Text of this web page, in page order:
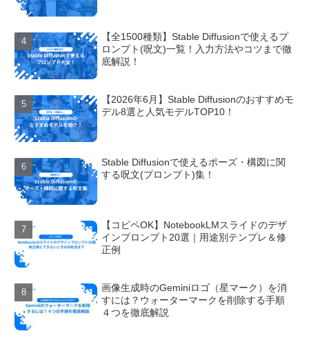
【全1500種類】Stable Diffusionで使えるプ
ロンプト(呪文)一覧！入力方法やコツまで徹
底解説！
【2026年6月】Stable Diffusionのおすすめモ
デル8選と人気モデルTOP10！
Stable Diffusionで使えるポーズ・構図に関
する呪文(プロンプト)集！
【コピペOK】NotebookLMスライドのデザ
インプロンプト20選｜用途別テンプレ＆修
正例
画像生成時のGeminiロゴ（星マーク）を消
すには？ウォーターマークを削除する手順
４つを徹底解説